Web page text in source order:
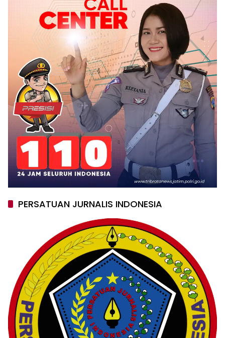
PERSATUAN JURNALIS INDONESIA